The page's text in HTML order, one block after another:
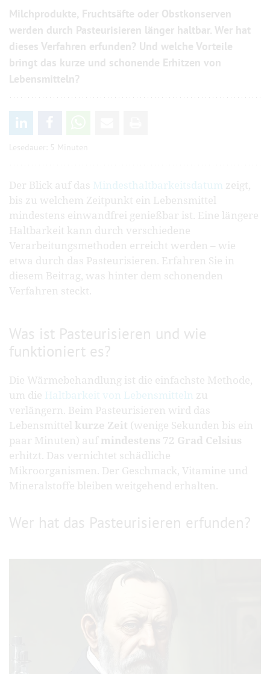
Milchprodukte, Fruchtsäfte oder Obstkonserven
werden durch Pasteurisieren länger haltbar. Wer hat
dieses Verfahren erfunden? Und welche Vorteile
bringt das kurze und schonende Erhitzen von
Lebensmitteln?
Lesedauer: 5 Minuten
Der Blick auf das Mindesthaltbarkeitsdatum zeigt,
bis zu welchem Zeitpunkt ein Lebensmittel
mindestens einwandfrei genießbar ist. Eine längere
Haltbarkeit kann durch verschiedene
Verarbeitungsmethoden erreicht werden – wie
etwa durch das Pasteurisieren. Erfahren Sie in
diesem Beitrag, was hinter dem schonenden
Verfahren steckt.
Was ist Pasteurisieren und wie
funktioniert es?
Die Wärmebehandlung ist die einfachste Methode,
um die Haltbarkeit von Lebensmitteln zu
verlängern. Beim Pasteurisieren wird das
Lebensmittel kurze Zeit (wenige Sekunden bis ein
paar Minuten) aufmindestens 72 Grad Celsius
erhitzt. Das vernichtet schädliche
Mikroorganismen. Der Geschmack, Vitamine und
Mineralstoffe bleiben weitgehend erhalten.
Wer hat das Pasteurisieren erfunden?